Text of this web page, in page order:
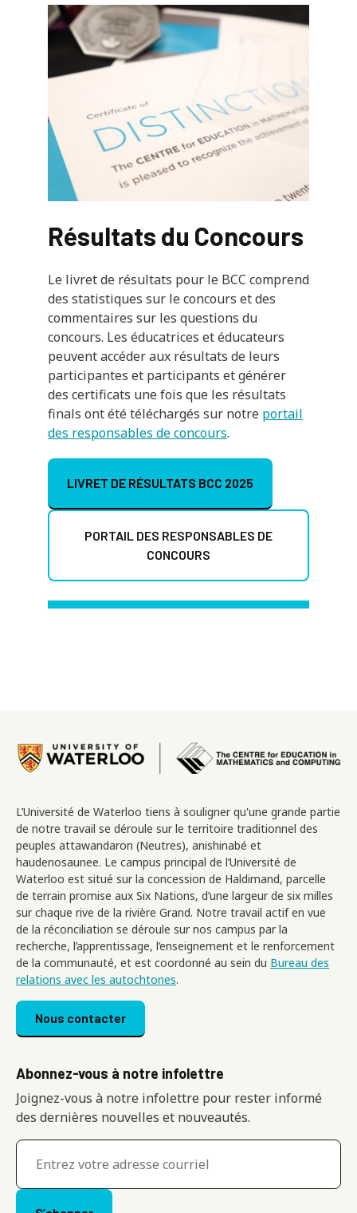
Résultats du Concours
Le livret de résultats pour le BCC comprend
des statistiques sur le concours et des
commentaires sur les questions du
concours. Les éducatrices et éducateurs
peuvent accéder aux résultats de leurs
participantes et participants et générer
des certificats une fois que les résultats
finals ont été téléchargés sur notre portail
des responsables de concours.
LIVRET DE RÉSULTATS BCC 2025
PORTAIL DES RESPONSABLES DE
CONCOURS
Image
L’Université de Waterloo tiens à souligner qu'une grande partie
de notre travail se déroule sur le territoire traditionnel des
peuples attawandaron (Neutres), anishinabé et
haudenosaunee. Le campus principal de l’Université de
Waterloo est situé sur la concession de Haldimand, parcelle
de terrain promise aux Six Nations, d’une largeur de six milles
sur chaque rive de la rivière Grand. Notre travail actif en vue
de la réconciliation se déroule sur nos campus par la
recherche, l’apprentissage, l’enseignement et le renforcement
de la communauté, et est coordonné au sein du Bureau des
relations avec les autochtones.
Footer menu
Nous contacter
Abonnez-vous à notre infolettre
Joignez-vous à notre infolettre pour rester informé
des dernières nouvelles et nouveautés.